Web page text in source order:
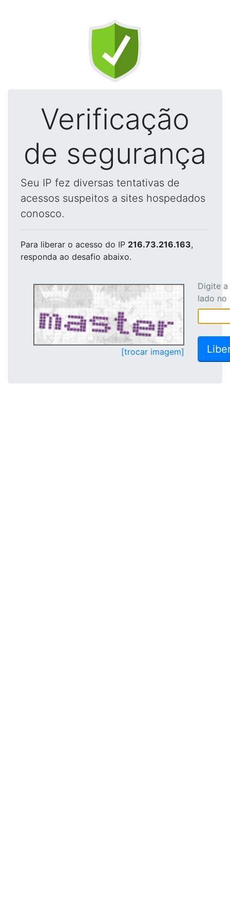
Verificação
de segurança
Seu IP fez diversas tentativas de
acessos suspeitos a sites hospedados
conosco.
Para liberar o acesso do IP 216.73.216.163,
responda ao desafio abaixo.
[trocar imagem]
Digite
lado no